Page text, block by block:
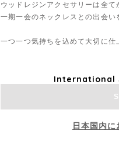
ウッドレジンアクセサリーは全て
一期一会のネックレスとの出会い
一つ一つ気持ちを込めて大切に仕
International
日本国内に